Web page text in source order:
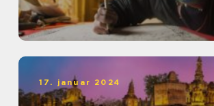
17. januar 2024